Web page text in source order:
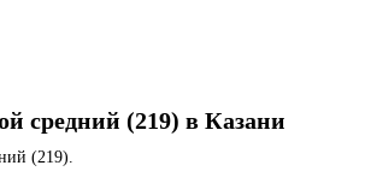
средний (219) в Казани
(219).